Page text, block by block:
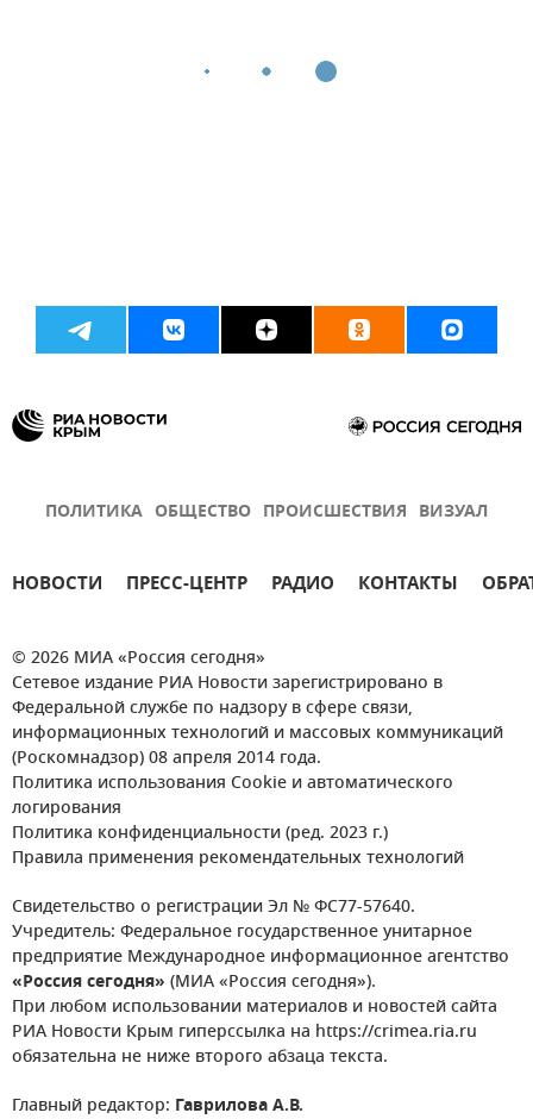
ПОЛИТИКА ОБЩЕСТВО ПРОИСШЕСТВИЯ ВИЗУАЛ
НОВОСТИ ПРЕСС-ЦЕНТР РАДИО КОНТАКТЫ
© 2026 МИА «Россия сегодня»
Сетевое издание РИА Новости зарегистрировано в
Федеральной службе по надзору в сфере связи,
информационных технологий и массовых коммуникаций
(Роскомнадзор) 08 апреля 2014 года.
Политика использования Cookie и автоматического
логирования
Политика конфиденциальности (ред. 2023 г.)
Правила применения рекомендательных технологий
Свидетельство о регистрации Эл № ФС77-57640.
Учредитель: Федеральное государственное унитарное
предприятие Международное информационное агентство
«Россия сегодня» (МИА «Россия сегодня»).
При любом использовании материалов и новостей сайта
РИА Новости Крым гиперссылка на https://crimea.ria.ru
обязательна не ниже второго абзаца текста.
Главный редактор: Гаврилова А.В.